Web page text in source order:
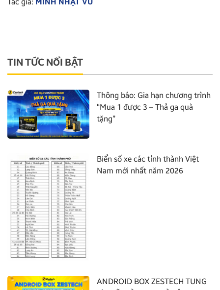
TIN TỨC NỔI BẬT
Thông báo: Gia hạn chương trình
“Mua 1 được 3 – Thả ga quà
tặng”
Biển số xe các tỉnh thành Việt
Nam mới nhất năm 2026
ANDROID BOX ZESTECH TUNG